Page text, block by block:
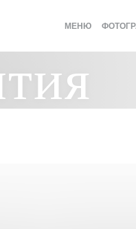
МЕНЮ